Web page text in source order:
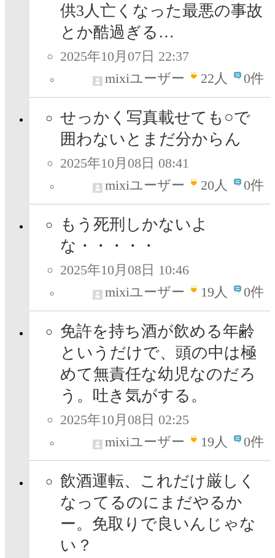
供3人亡くなった最悪の事故
とか酷過ぎる…
2025年10月07日 22:37
mixiユーザー
22人 0件
せっかく写真載せても○で
囲わないとまだ分からん
2025年10月08日 08:41
mixiユーザー
20人 0件
もう死刑しかないよ
な・・・・・
2025年10月08日 10:46
mixiユーザー
19人 0件
免許を持ち酒が飲める年齢
というだけで、頭の中は極
めて無責任な幼児なのだろ
う。吐き気がする。
2025年10月08日 02:25
mixiユーザー
19人 0件
飲酒運転、これだけ厳しく
なってるのにまだやるか
ー。免取りで良いんじゃな
い？